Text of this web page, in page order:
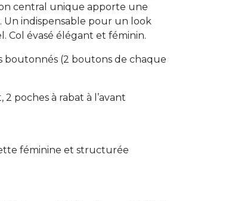
central unique apporte une
indispensable pour un look
Col évasé élégant et féminin.
boutonnés (2 boutons de chaque
poches à rabat à l’avant
féminine et structurée